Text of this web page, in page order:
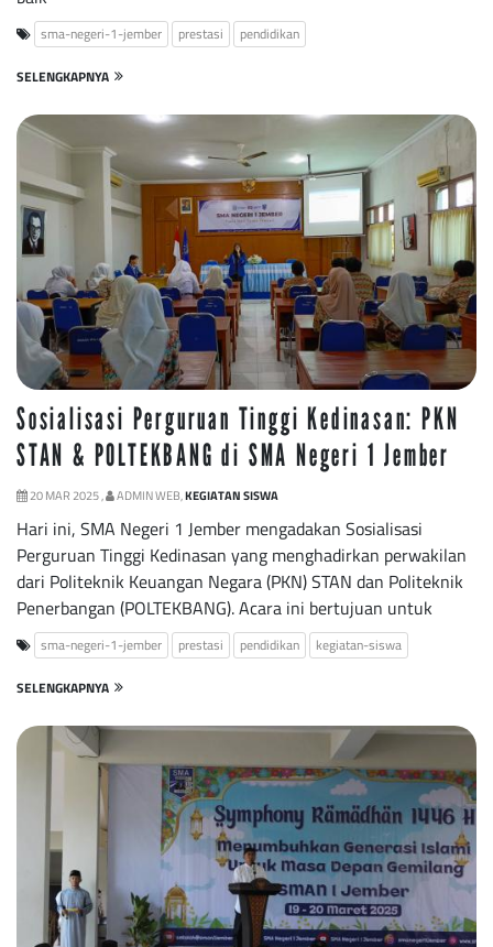
sma-negeri-1-jember prestasi pendidikan
SELENGKAPNYA
Sosialisasi Perguruan Tinggi Kedinasan: PKN
STAN & POLTEKBANG di SMA Negeri 1 Jember
20 MAR 2025 , ADMIN WEB,KEGIATAN SISWA
Hari ini, SMA Negeri 1 Jember mengadakan Sosialisasi
Perguruan Tinggi Kedinasan yang menghadirkan perwakilan
dari Politeknik Keuangan Negara (PKN) STAN dan Politeknik
Penerbangan (POLTEKBANG). Acara ini bertujuan untuk
sma-negeri-1-jember prestasi pendidikan kegiatan-siswa
SELENGKAPNYA